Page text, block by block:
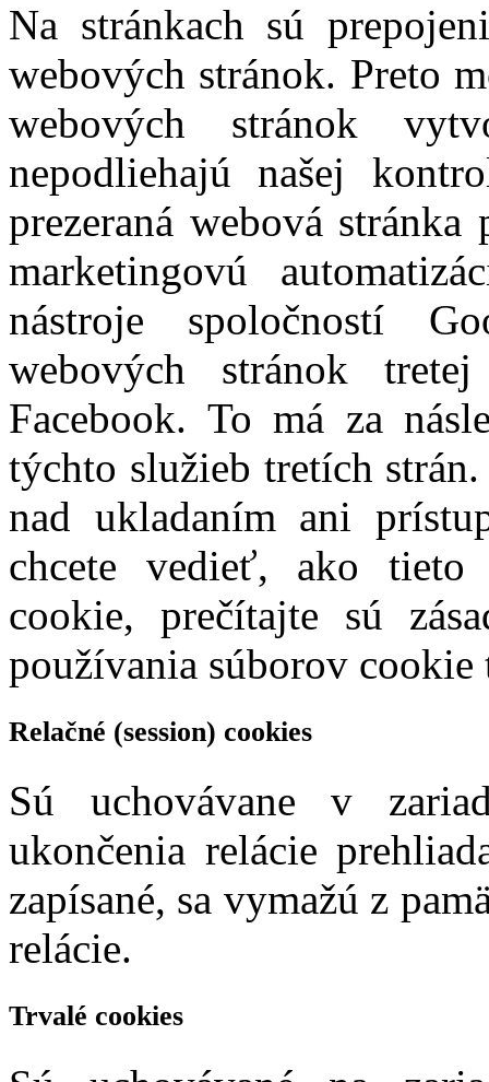
Na stránkach sú
webových stránok. Preto
webových stránok
nepodliehajú našej
prezeraná webová
marketingovú
nástroje spoločností
webových stránok
Facebook. To má za
týchto služieb tretích
nad ukladaním ani
chcete vedieť, ako tieto
cookie, prečítajte sú
používania súborov
Relačné (session) cookies
Sú uchovávane v
ukončenia relácie
zapísané, sa vymažú z
relácie.
Trvalé cookies